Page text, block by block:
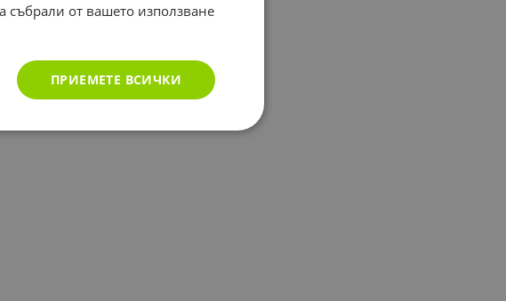
събрали от вашето използване
ПРИЕМЕТЕ ВСИЧКИ